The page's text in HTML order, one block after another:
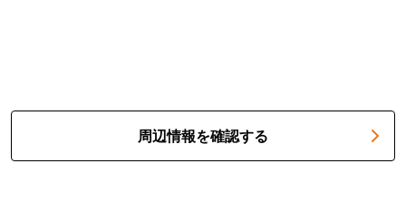
周辺情報を確認する